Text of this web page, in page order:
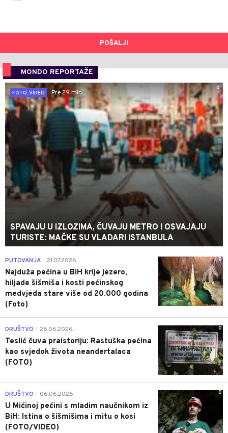
POŠALJI
MONDO REPORTAŽE
0
FOTO, VIDEO
Pre 29 min
SPAVAJU U IZLOZIMA, ČUVAJU METRO I OSVAJAJU
TURISTE: MAČKE SU VLADARI ISTANBULA
0
PUTOVANJA 21.07.2026.
Najduža pećina u BiH krije jezero,
hiljade šišmiša i kosti pećinskog
medvjeda stare više od 20.000 godina
(Foto)
0
DRUŠTVO 28.06.2026.
Teslić čuva praistoriju: Rastuška pećina
kao svjedok života neandertalaca
(FOTO)
0
DRUŠTVO 06.06.2026.
U Mićinoj pećini s mladim naučnikom iz
BiH: Istina o šišmišima i mitu o kosi
(FOTO/VIDEO)